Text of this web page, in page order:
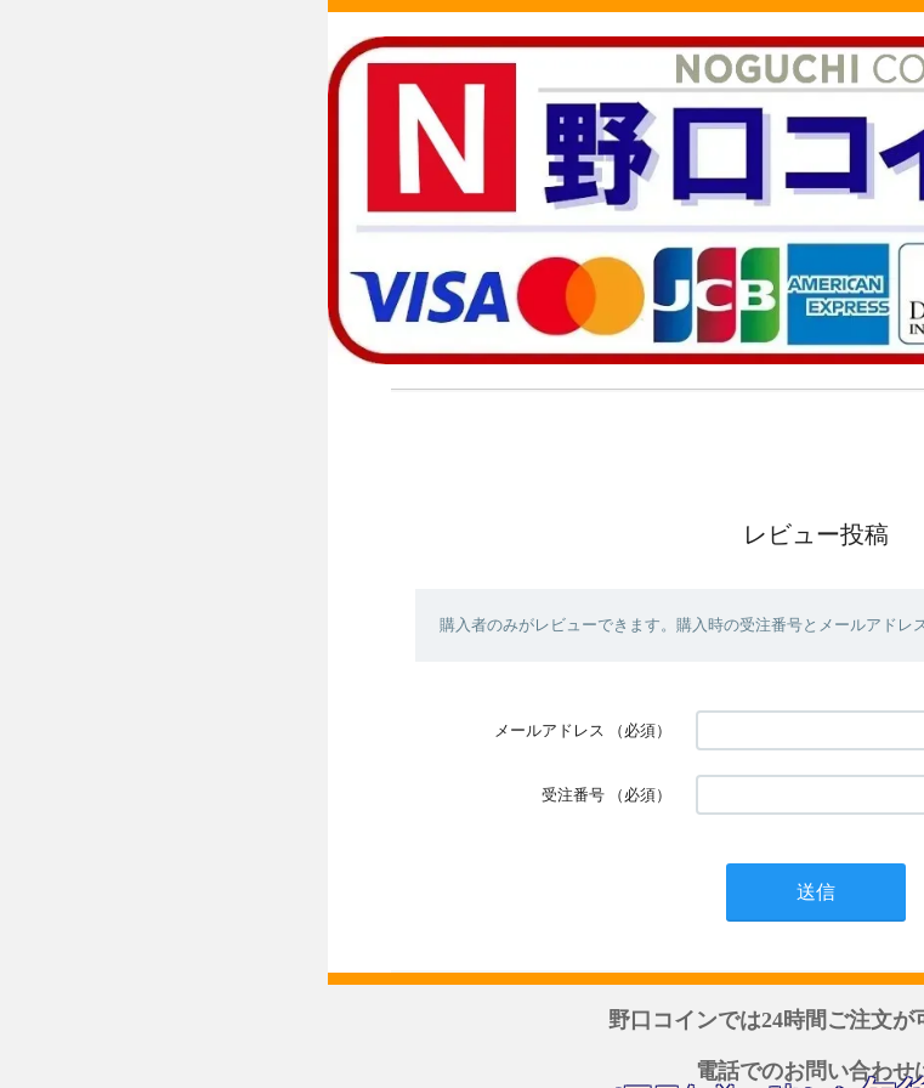
レビュー投稿
購入者のみがレビューできます。購入時の受注番号とメールアドレ
メールアドレス （必須）
受注番号 （必須）
野口コインでは24時間ご注文が
電話でのお問い合わせ